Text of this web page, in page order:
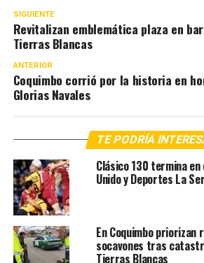
SIGUIENTE
Revitalizan emblemática plaza en
Tierras Blancas
ANTERIOR
Coquimbo corrió por la historia en
Glorias Navales
TE PODRÍA
Clásico 130 termina
Unido y Deportes La
En Coquimbo priorizan
socavones tras
Tierras Blancas